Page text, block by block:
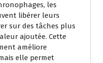
les
libérer leurs
sur des tâches plus
ajoutée. Cette
améliore
elle permet